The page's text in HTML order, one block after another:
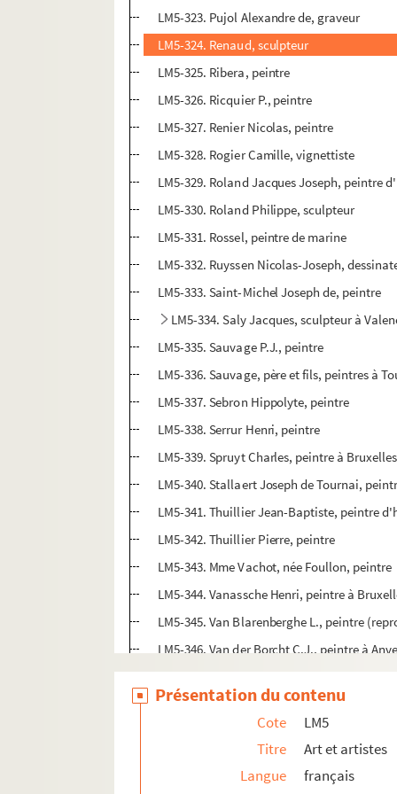
LM5-323. Pujol Alexandre de, graveur
LM5-324. Renaud, sculpteur
LM5-325. Ribera, peintre
LM5-326. Ricquier P., peintre
LM5-327. Renier Nicolas, peintre
LM5-328. Rogier Camille, vignettiste
LM5-329. Roland Jacques Joseph, peintre
LM5-330. Roland Philippe, sculpteur
LM5-331. Rossel, peintre de marine
LM5-332. Ruyssen Nicolas-Joseph,
LM5-333. Saint-Michel Joseph de, peintre
LM5-334. Saly Jacques, sculpteur à
LM5-335. Sauvage P.J., peintre
LM5-336. Sauvage, père et fils, peintres à
LM5-337. Sebron Hippolyte, peintre
LM5-338. Serrur Henri, peintre
LM5-339. Spruyt Charles, peintre à Bruxelles
LM5-340. Stallaert Joseph de Tournai,
LM5-341. Thuillier Jean-Baptiste, peintre
LM5-342. Thuillier Pierre, peintre
LM5-343. Mme Vachot, née Foullon, peintre
LM5-344. Vanassche Henri, peintre à
LM5-345. Van Blarenberghe L., peintre
LM5-346. Van der Borcht C.J., peintre à
LM5-347. Vannuffel Charlotte de Bruxelles
LM5-348. Van Regemorter, père et fils,
LM5-349. Verlinde P. A., peintre à Anvers
LM5-350. Verly Charles, sculpteur
LM5-351. Verly François de Lille, architecte
Présentation du contenu
Cote
LM5
Titre
Art et artistes
Langue
français